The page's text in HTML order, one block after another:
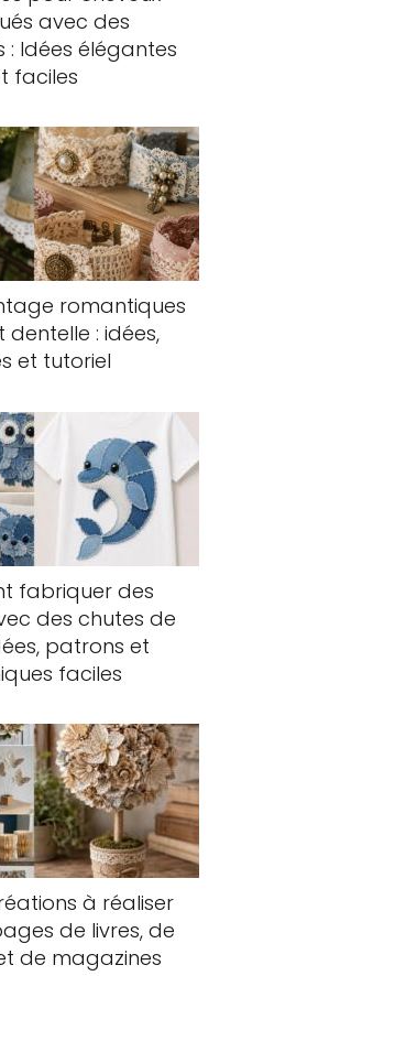
avec des
: Idées élégantes
faciles
romantiques
dentelle : idées,
et tutoriel
fabriquer des
des chutes de
patrons et
faciles
à réaliser
de livres, de
de magazines